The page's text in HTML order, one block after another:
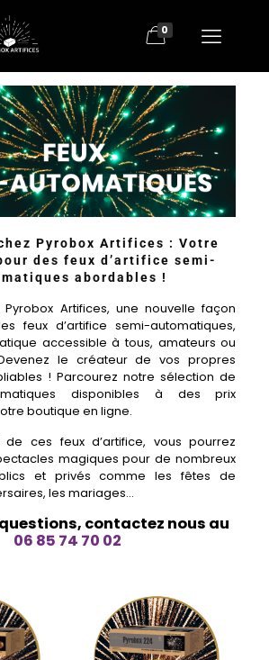
0
Pyrobox Artifices : Votre
des feux d’artifice semi-
abordables !
Artifices, une nouvelle façon
feux d’artifice semi-automatiques,
accessible à tous, amateurs ou
le créateur de vos propres
! Parcourez notre sélection de
disponibles à des prix
boutique en ligne.
de ces feux d’artifice, vous pourrez
magiques pour de nombreux
et privés comme les fêtes de
les mariages…
contactez nous au
06 85 74 70 02